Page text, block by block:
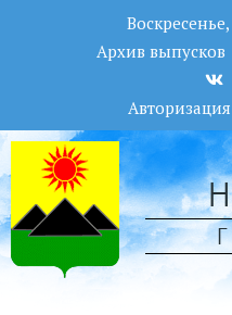
Воскресенье,
Архив выпусков
Авторизация